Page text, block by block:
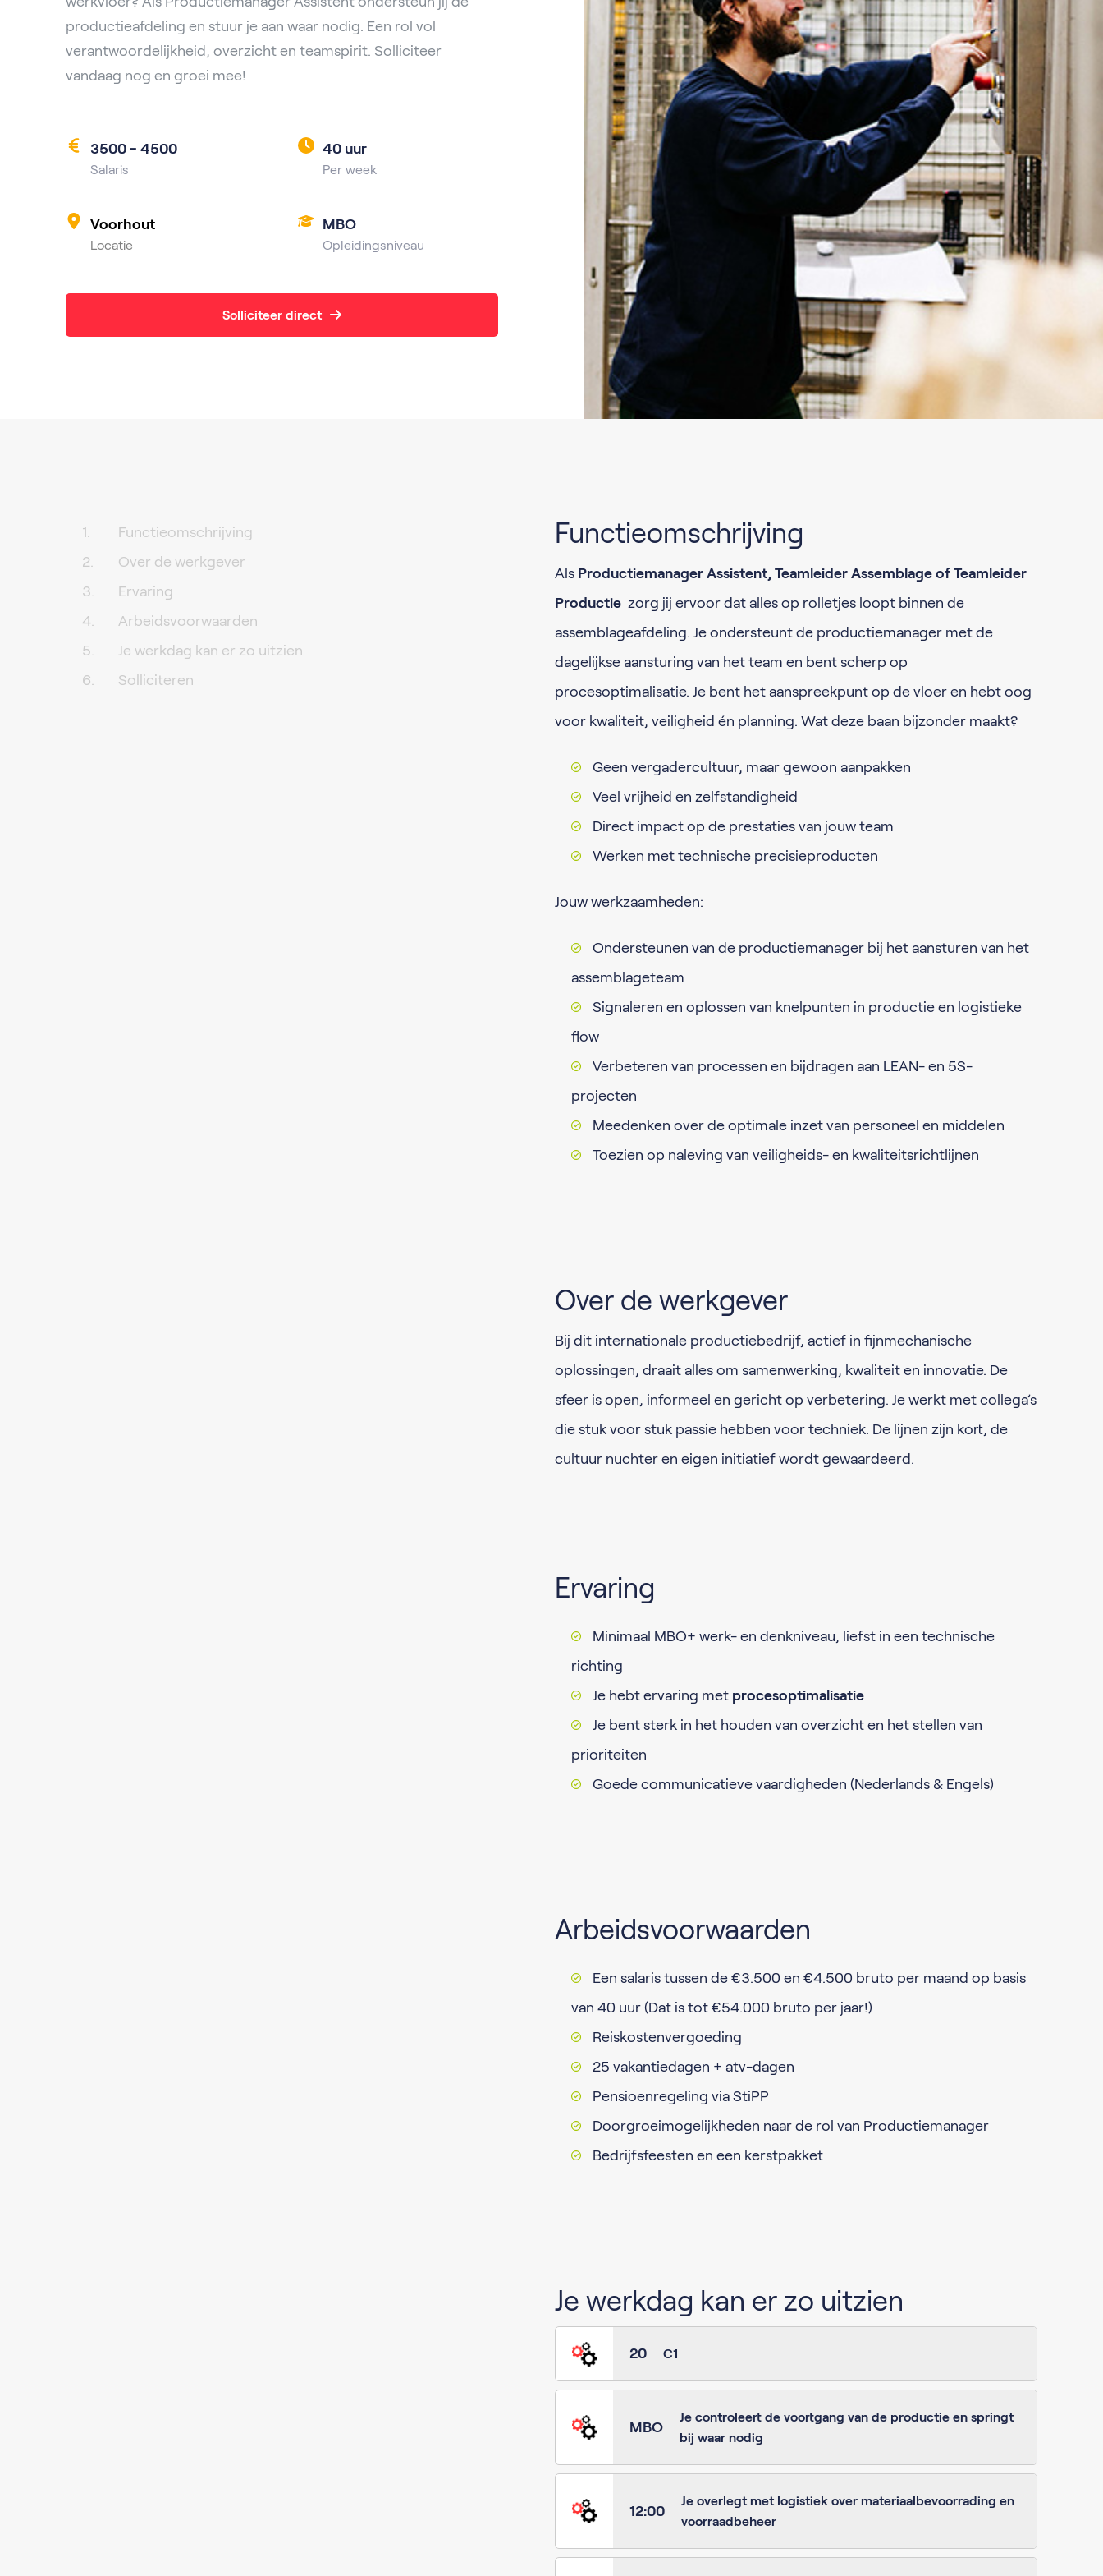
productieafdeling en stuur je aan waar nodig. Een rol vol
verantwoordelijkheid, overzicht en teamspirit. Solliciteer
vandaag nog en groei mee!
3500 - 4500
Salaris
40 uur
Per week
Voorhout
Locatie
MBO
Opleidingsniveau
Solliciteer direct
Functieomschrijving
Over de werkgever
Ervaring
Arbeidsvoorwaarden
Je werkdag kan er zo uitzien
Solliciteren
Functieomschrijving
Als Productiemanager Assistent, Teamleider Assemblage of Teamleider
Productie zorg jij ervoor dat alles op rolletjes loopt binnen de
assemblageafdeling. Je ondersteunt de productiemanager met de
dagelijkse aansturing van het team en bent scherp op
procesoptimalisatie. Je bent het aanspreekpunt op de vloer en hebt oog
voor kwaliteit, veiligheid én planning. Wat deze baan bijzonder maakt?
Geen vergadercultuur, maar gewoon aanpakken
Veel vrijheid en zelfstandigheid
Direct impact op de prestaties van jouw team
Werken met technische precisieproducten
Jouw werkzaamheden:
Ondersteunen van de productiemanager bij het aansturen van het
assemblageteam
Signaleren en oplossen van knelpunten in productie en logistieke
flow
Verbeteren van processen en bijdragen aan LEAN- en 5S-
projecten
Meedenken over de optimale inzet van personeel en middelen
Toezien op naleving van veiligheids- en kwaliteitsrichtlijnen
Over de werkgever
Bij dit internationale productiebedrijf, actief in fijnmechanische
oplossingen, draait alles om samenwerking, kwaliteit en innovatie. De
sfeer is open, informeel en gericht op verbetering. Je werkt met collega’s
die stuk voor stuk passie hebben voor techniek. De lijnen zijn kort, de
cultuur nuchter en eigen initiatief wordt gewaardeerd.
Ervaring
Minimaal MBO+ werk- en denkniveau, liefst in een technische
richting
Je hebt ervaring met procesoptimalisatie
Je bent sterk in het houden van overzicht en het stellen van
prioriteiten
Goede communicatieve vaardigheden (Nederlands & Engels)
Arbeidsvoorwaarden
Een salaris tussen de €3.500 en €4.500 bruto per maand op basis
van 40 uur (Dat is tot €54.000 bruto per jaar!)
Reiskostenvergoeding
25 vakantiedagen + atv-dagen
Pensioenregeling via StiPP
Doorgroeimogelijkheden naar de rol van Productiemanager
Bedrijfsfeesten en een kerstpakket
Je werkdag kan er zo uitzien
20 C1
MBO
Je controleert de voortgang van de productie en springt
bij waar nodig
12:00
Je overlegt met logistiek over materiaalbevoorrading en
voorraadbeheer